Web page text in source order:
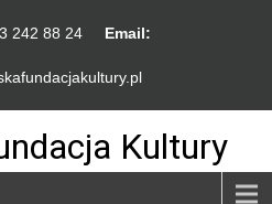
242 88 24 Email:
Kultury